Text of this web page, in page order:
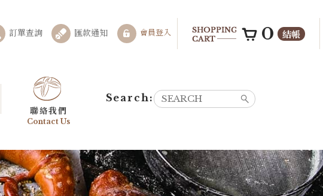
訂單查詢 匯款通知 會員登入 0 結帳
聯絡我們
Contact Us